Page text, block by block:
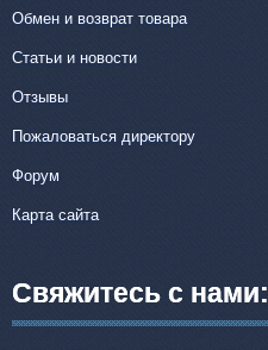
Обмен и возврат товара
Статьи и новости
Отзывы
Пожаловаться директору
Форум
Карта сайта
Свяжитесь с нами: